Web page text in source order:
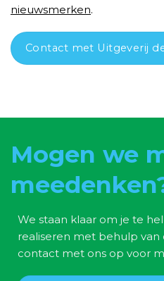
nieuwsmerken.
Contact met Uitgeverij
Mogen we
We staan klaar om je te
realiseren met behulp
contact met ons op voor